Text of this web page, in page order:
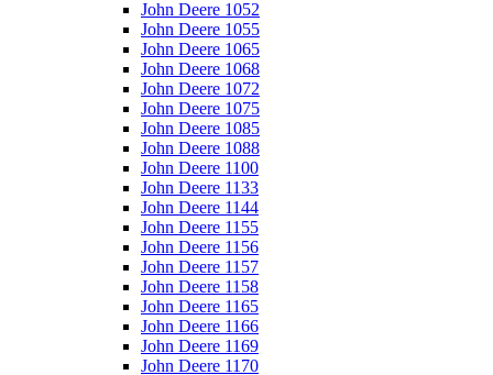
John Deere 1052
John Deere 1055
John Deere 1065
John Deere 1068
John Deere 1072
John Deere 1075
John Deere 1085
John Deere 1088
John Deere 1100
John Deere 1133
John Deere 1144
John Deere 1155
John Deere 1156
John Deere 1157
John Deere 1158
John Deere 1165
John Deere 1166
John Deere 1169
John Deere 1170